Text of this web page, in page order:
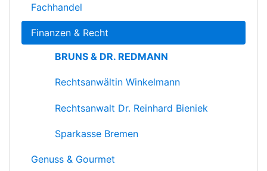
Fachhandel
Finanzen & Recht
BRUNS & DR. REDMANN
Rechtsanwältin Winkelmann
Rechtsanwalt Dr. Reinhard Bieniek
Sparkasse Bremen
Genuss & Gourmet